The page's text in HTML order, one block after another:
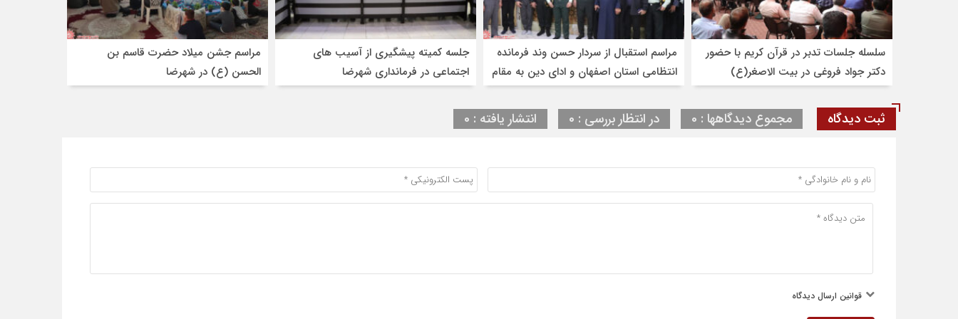
سلسله جلسات تدبر در قرآن کریم با حضور
دکتر جواد فروغی در بیت الاصغر(ع)
شهرضا
مراسم استقبال از سردار حسن وند فرمانده
انتظامی استان اصفهان و ادای دین به مقام
شامخ شهدا و امامزاده شاهرضا(ع)
جلسه کمیته پیشگیری از آسیب های
اجتماعی در فرمانداری شهرضا
مراسم جشن میلاد حضرت قاسم بن
الحسن (ع) در شهرضا
ثبت دیدگاه مجموع دیدگاهها : 0 در انتظار بررسی : 0 انتشار یافته : 0
قوانین ارسال دیدگاه